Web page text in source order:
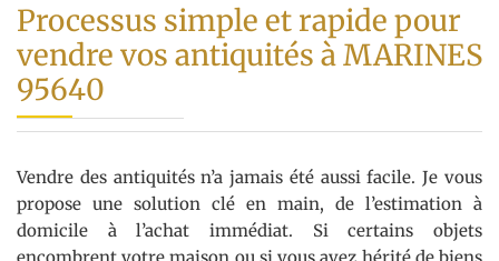
Processus simple et rapide pour
vendre vos antiquités à MARINES
95640
Vendre des antiquités n’a jamais été aussi facile. Je vous
propose une solution clé en main, de l’estimation à
domicile à l’achat immédiat. Si certains objets